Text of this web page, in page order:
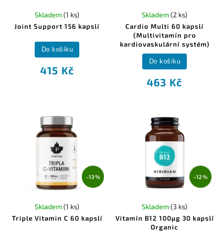
Joint Support 156 kapslí
Skladem(1 ks)
415 Kč
Do košíku
Cardio Multi 60 kapslí
(Multivitamín pro
kardiovaskulární systém)
Skladem(2 ks)
463 Kč
Do košíku
–13 %
Triple Vitamin C 60 kapslí
Skladem(1 ks)
–12 %
Vitamín B12 100µg 30 kapslí
Organic
Skladem(3 ks)